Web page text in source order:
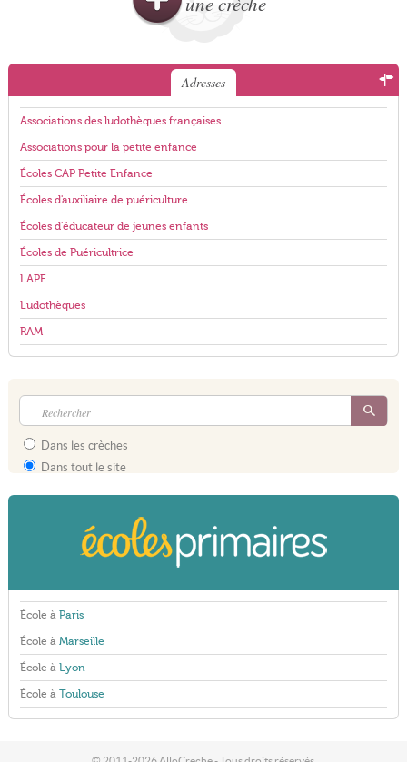
Adresses
Associations des ludothèques françaises
Associations pour la petite enfance
Écoles CAP Petite Enfance
Écoles d'auxiliaire de puériculture
Écoles d'éducateur de jeunes enfants
Écoles de Puéricultrice
LAPE
Ludothèques
RAM
Dans les crèches
Dans tout le site
École à Paris
École à Marseille
École à Lyon
École à Toulouse